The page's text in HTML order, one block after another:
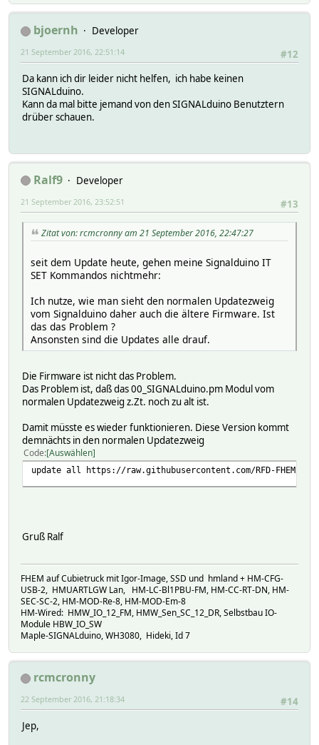
bjoernh
Developer
#12
21 September 2016, 22:51:14
Da kann ich dir leider nicht helfen, ich habe keinen
SIGNALduino.
Kann da mal bitte jemand von den SIGNALduino Benutztern
drüber schauen.
Ralf9
Developer
#13
21 September 2016, 23:52:51
Zitat von: rcmcronny am 21 September 2016, 22:47:27
seit dem Update heute, gehen meine Signalduino IT
SET Kommandos nichtmehr:
Ich nutze, wie man sieht den normalen Updatezweig
vom Signalduino daher auch die ältere Firmware. Ist
das das Problem ?
Ansonsten sind die Updates alle drauf.
Die Firmware ist nicht das Problem.
Das Problem ist, daß das 00_SIGNALduino.pm Modul vom
normalen Updatezweig z.Zt. noch zu alt ist.
Damit müsste es wieder funktionieren. Diese Version kommt
demnächts in den normalen Updatezweig
Code Auswählen
update all https://raw.githubusercontent.com/RFD-FHEM/
Gruß Ralf
FHEM auf Cubietruck mit Igor-Image, SSD und hmland + HM-CFG-
USB-2, HMUARTLGW Lan, HM-LC-Bl1PBU-FM, HM-CC-RT-DN, HM-
SEC-SC-2, HM-MOD-Re-8, HM-MOD-Em-8
HM-Wired: HMW_IO_12_FM, HMW_Sen_SC_12_DR, Selbstbau IO-
Module HBW_IO_SW
Maple-SIGNALduino, WH3080, Hideki, Id 7
rcmcronny
#14
22 September 2016, 21:18:34
Jep,